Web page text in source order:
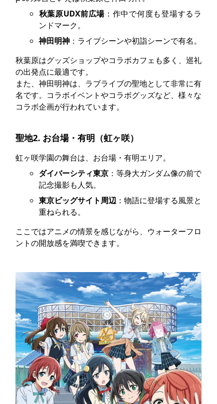
秋葉原UDX前広場 ：作中で何度も登場するラ
ンドマーク。
神田明神 ：ライブシーンや初詣シーンで有名。
秋葉原はグッズショップやコラボカフェも多く、巡礼
の出発点に最適です。
また、神田明神は、ラブライブの聖地として非常に有
名です。コラボイベントやコラボグッズなど、様々な
コラボ企画が行われています。
聖地2. お台場・有明（虹ヶ咲）
虹ヶ咲学園の舞台は、お台場・有明エリア。
ダイバーシティ東京 ：等身大ガンダム像の前で
記念撮影も人気。
東京ビッグサイト周辺 ：物語に登場する風景と
重ねられる。
ここではアニメの情景を感じながら、ウォーターフロ
ントの開放感を満喫できます。